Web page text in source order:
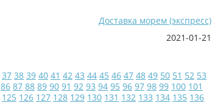
Доставка морем (экспресс)
2021-01-21
37 38 39 40 41 42 43 44 45 46 47 48 49 50 51 52 53
86 87 88 89 90 91 92 93 94 95 96 97 98 99 100 101
125 126 127 128 129 130 131 132 133 134 135 136